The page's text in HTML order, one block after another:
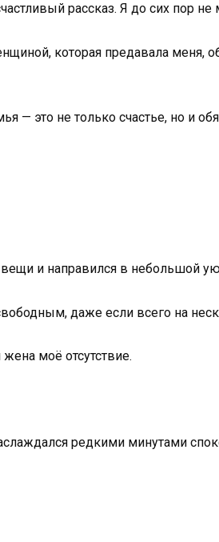
рассказ. Я до сих пор
которая предавала меня,
— это не только счастье, но и
и направился в небольшой
даже если всего на
моё отсутствие.
редкими минутами